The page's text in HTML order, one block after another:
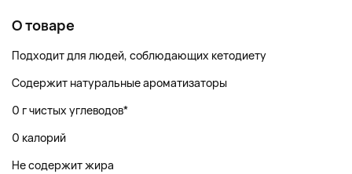
О товаре
Подходит для людей, соблюдающих кетодиету
Содержит натуральные ароматизаторы
0 г чистых углеводов*
0 калорий
Не содержит жира